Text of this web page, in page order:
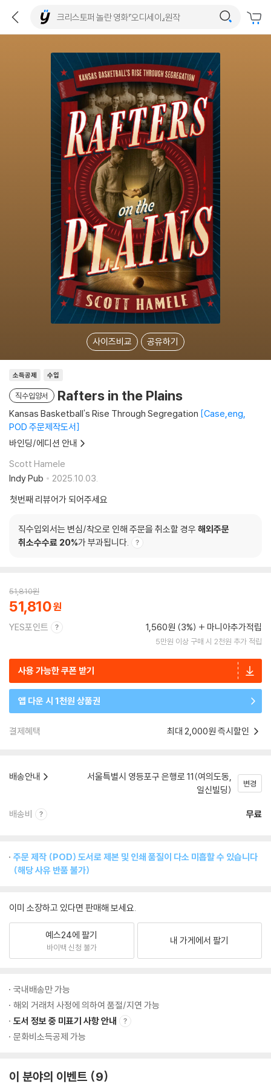
사이즈비교 공유하기
소득공제 수입
직수입양서 Rafters in the Plains
Kansas Basketball's Rise Through Segregation Case,eng,
POD 주문제작도서
바인딩/에디션 안내
Scott Hamele
Indy Pub
2025.10.03.
첫번째 리뷰어가 되어주세요
직수입외서는 변심/착오로 인해 주문을 취소할 경우 해외주문
취소수수료 20%가 부과됩니다.
51,810원
51,810
YES포인트 1,560원 (3%) 마니아추가적립
5만원 이상 구매 시 2천원 추가 적립
사용 가능한 쿠폰 받기
앱 다운 시 1천원 상품권
결제혜택 최대 2,000원 즉시할인
배송안내
서울특별시 영등포구 은행로 11(여의도동,
일신빌딩)
변경
배송비 무료
주문 제작 (POD) 도서로 제본 및 인쇄 품질이 다소 미흡할 수 있습니다
(해당 사유 반품 불가)
이미 소장하고 있다면 판매해 보세요.
예스24에 팔기
바이백 신청 불가
내 가게에서 팔기
국내배송만 가능
해외 거래처 사정에 의하여 품절/지연 가능
도서 정보 중 미표기 사항 안내
문화비소득공제 가능
이 분야의 이벤트 9